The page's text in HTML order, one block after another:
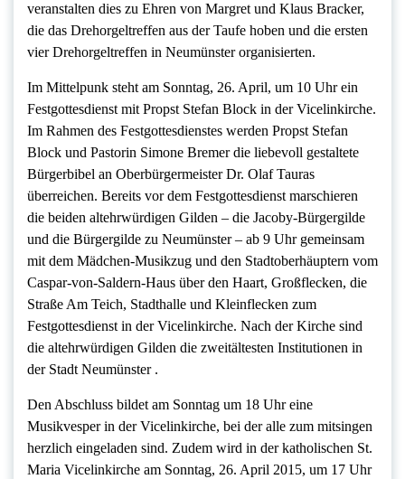
veranstalten dies zu Ehren von Margret und Klaus Bracker,
die das Drehorgeltreffen aus der Taufe hoben und die ersten
vier Drehorgeltreffen in Neumünster organisierten.
Im Mittelpunk steht am Sonntag, 26. April, um 10 Uhr ein
Festgottesdienst mit Propst Stefan Block in der Vicelinkirche.
Im Rahmen des Festgottesdienstes werden Propst Stefan
Block und Pastorin Simone Bremer die liebevoll gestaltete
Bürgerbibel an Oberbürgermeister Dr. Olaf Tauras
überreichen. Bereits vor dem Festgottesdienst marschieren
die beiden altehrwürdigen Gilden – die Jacoby-Bürgergilde
und die Bürgergilde zu Neumünster – ab 9 Uhr gemeinsam
mit dem Mädchen-Musikzug und den Stadtoberhäuptern vom
Caspar-von-Saldern-Haus über den Haart, Großflecken, die
Straße Am Teich, Stadthalle und Kleinflecken zum
Festgottesdienst in der Vicelinkirche. Nach der Kirche sind
die altehrwürdigen Gilden die zweitältesten Institutionen in
der Stadt Neumünster .
Den Abschluss bildet am Sonntag um 18 Uhr eine
Musikvesper in der Vicelinkirche, bei der alle zum mitsingen
herzlich eingeladen sind. Zudem wird in der katholischen St.
Maria Vicelinkirche am Sonntag, 26. April 2015, um 17 Uhr